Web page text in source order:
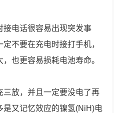
接电话很容易出现突发事
不要在充电时接打手机，
也更容易损耗电池寿命。
三放，并且一定要没电了再
是又记忆效应的镍氢(NiH)电